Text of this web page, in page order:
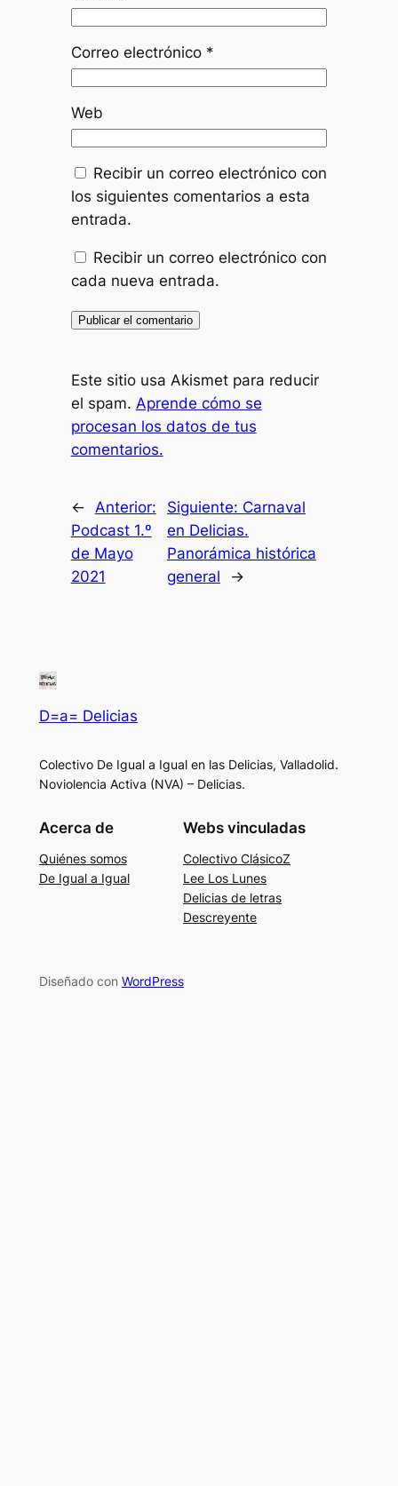
Correo electrónico *
Web
Recibir un correo electrónico con
los siguientes comentarios a esta
entrada.
Recibir un correo electrónico con
cada nueva entrada.
Este sitio usa Akismet para reducir
el spam. Aprende cómo se
procesan los datos de tus
comentarios.
←
Anterior:
Podcast 1.º
de Mayo
2021
Siguiente: Carnaval
en Delicias.
Panorámica histórica
general
→
D=a= Delicias
Colectivo De Igual a Igual en las Delicias, Valladolid.
Noviolencia Activa (NVA) – Delicias.
Acerca de
Quiénes somos
De Igual a Igual
Webs vinculadas
Colectivo ClásicoZ
Lee Los Lunes
Delicias de letras
Descreyente
Diseñado con WordPress